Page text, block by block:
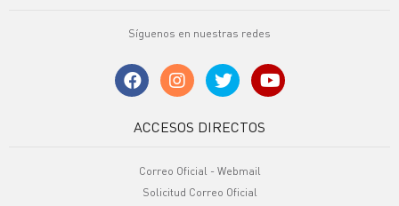
Síguenos en nuestras redes
ACCESOS DIRECTOS
Correo Oficial - Webmail
Solicitud Correo Oficial